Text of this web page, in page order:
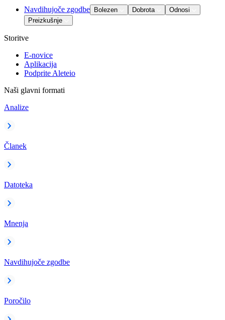
Navdihujoče zgodbe Bolezen Dobrota
Odnosi
Preizkušnje
Storitve
E-novice
Aplikacija
Podprite Aleteio
Naši glavni formati
Analize
Članek
Datoteka
Mnenja
Navdihujoče zgodbe
Poročilo